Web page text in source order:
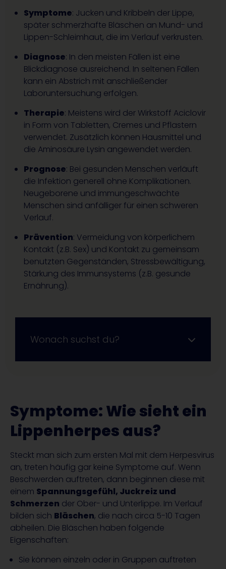
Symptome: Jucken und Kribbeln der Lippe,
später schmerzhafte Bläschen an Mund- und
Lippen-Schleimhaut, die im Verlauf verkrusten.
Diagnose: In den meisten Fällen ist eine
Blickdiagnose ausreichend. In seltenen Fällen
kann ein Abstrich mit anschließender
Laboruntersuchung erfolgen.
Therapie: Meistens wird der Wirkstoff Aciclovir
in Form von Tabletten, Cremes und Pflastern
verwendet. Zusätzlich können Hausmittel und
die Aminosäure Lysin angewendet werden.
Prognose: Bei gesunden Menschen verläuft
die Infektion generell ohne Komplikationen.
Neugeborene und immungeschwächte
Menschen sind anfälliger für einen schweren
Verlauf.
Prävention: Vermeidung von körperlichem
Kontakt (z.B. Sex) und Kontakt zu gemeinsam
benutzten Gegenständen, Stressbewältigung,
Stärkung des Immunsystems (z.B. gesunde
Ernährung).
Wonach suchst du?
Symptome: Wie sieht ein
Lippenherpes aus?
Steckt man sich zum ersten Mal mit dem Herpesvirus
an, treten häufig gar keine Symptome auf. Wenn
Beschwerden auftreten, dann beginnen diese mit
einem Spannungsgefühl, Juckreiz und
Schmerzen der Ober- und Unterlippe. Im Verlauf
bilden sich Bläschen, die nach circa 5-10 Tagen
abheilen. Die Bläschen haben folgende
Eigenschaften:
Sie können einzeln oder in Gruppen auftreten